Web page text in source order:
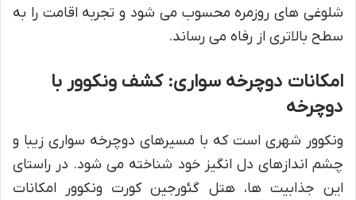
شلوغی های روزمره محسوب می شود و تجربه اقامت را به
سطح بالاتری از رفاه می رساند.
امکانات دوچرخه سواری: کشف ونکوور با
دوچرخه
ونکوور شهری است که با مسیرهای دوچرخه سواری زیبا و
چشم اندازهای دل انگیز خود شناخته می شود. در راستای
این جذابیت ها، هتل گئورجین کورت ونکوور امکانات